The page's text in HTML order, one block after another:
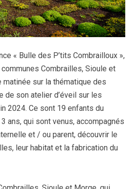
« Bulle des P’tits Combrailloux »,
Combrailles, Sioule et
matinée sur la thématique des
de son atelier d’éveil sur les
2024. Ce sont 19 enfants du
ans, qui sont venus, accompagnés
et / ou parent, découvrir le
leur habitat et la fabrication du